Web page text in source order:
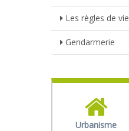
Les règles de vie
Gendarmerie
Urbanisme